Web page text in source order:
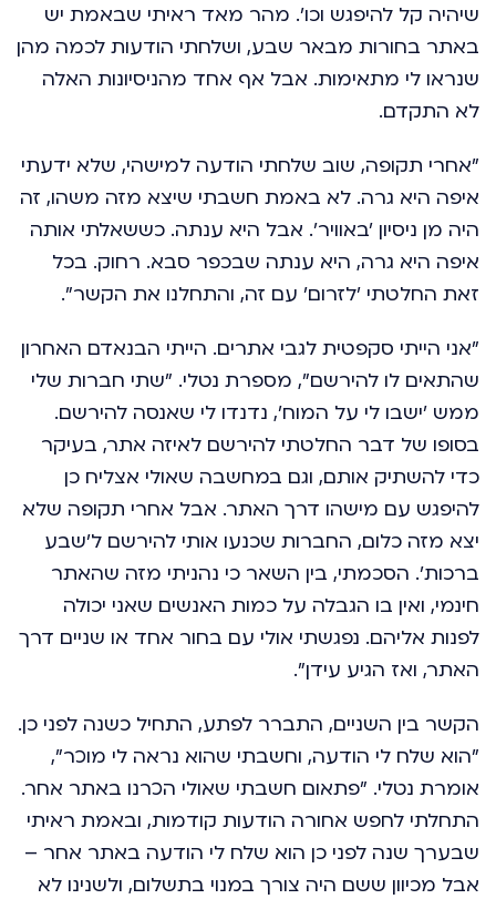
שיהיה קל להיפגש וכו'. מהר מאד ראיתי שבאמת יש
באתר בחורות מבאר שבע, ושלחתי הודעות לכמה מהן
שנראו לי מתאימות. אבל אף אחד מהניסיונות האלה
לא התקדם.
"אחרי תקופה, שוב שלחתי הודעה למישהי, שלא ידעתי
איפה היא גרה. לא באמת חשבתי שיצא מזה משהו, זה
היה מן ניסיון 'באוויר'. אבל היא ענתה. כששאלתי אותה
איפה היא גרה, היא ענתה שבכפר סבא. רחוק. בכל
זאת החלטתי 'לזרום' עם זה, והתחלנו את הקשר".
"אני הייתי סקפטית לגבי אתרים. הייתי הבנאדם האחרון
שהתאים לו להירשם", מספרת נטלי. "שתי חברות שלי
ממש 'ישבו לי על המוח', נדנדו לי שאנסה להירשם.
בסופו של דבר החלטתי להירשם לאיזה אתר, בעיקר
כדי להשתיק אותם, וגם במחשבה שאולי אצליח כן
להיפגש עם מישהו דרך האתר. אבל אחרי תקופה שלא
יצא מזה כלום, החברות שכנעו אותי להירשם ל'שבע
ברכות'. הסכמתי, בין השאר כי נהניתי מזה שהאתר
חינמי, ואין בו הגבלה על כמות האנשים שאני יכולה
לפנות אליהם. נפגשתי אולי עם בחור אחד או שניים דרך
האתר, ואז הגיע עידן".
הקשר בין השניים, התברר לפתע, התחיל כשנה לפני כן.
"הוא שלח לי הודעה, וחשבתי שהוא נראה לי מוכר",
אומרת נטלי. "פתאום חשבתי שאולי הכרנו באתר אחר.
התחלתי לחפש אחורה הודעות קודמות, ובאמת ראיתי
שבערך שנה לפני כן הוא שלח לי הודעה באתר אחר –
אבל מכיוון ששם היה צורך במנוי בתשלום, ולשנינו לא